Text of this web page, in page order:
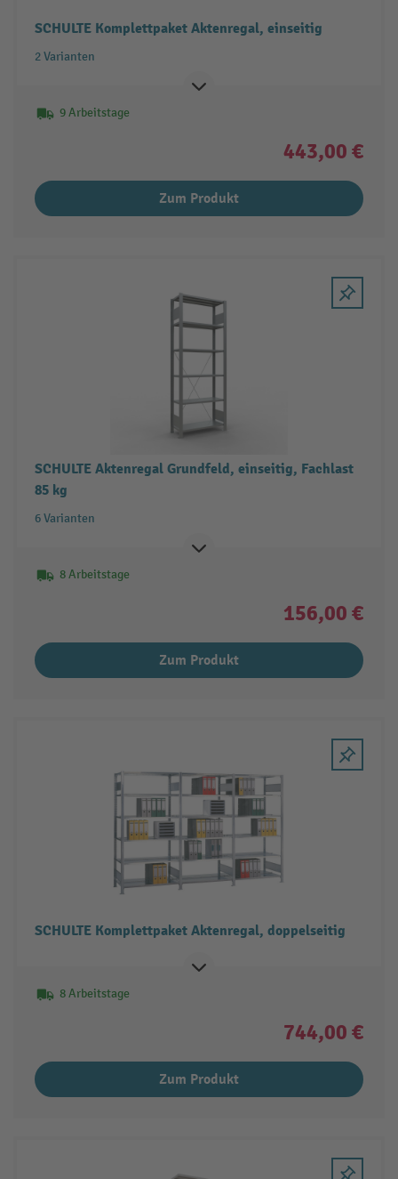
SCHULTE Komplettpaket Aktenregal, einseitig
2 Varianten
9 Arbeitstage
443,00 €
Zum Produkt
SCHULTE Aktenregal Grundfeld, einseitig, Fachlast
85 kg
6 Varianten
8 Arbeitstage
156,00 €
Zum Produkt
SCHULTE Komplettpaket Aktenregal, doppelseitig
8 Arbeitstage
744,00 €
Zum Produkt